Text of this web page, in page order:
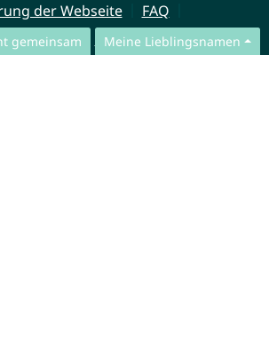
gemeinsam Meine Lieblingsnamen
der Webseite
FAQ
Impressum